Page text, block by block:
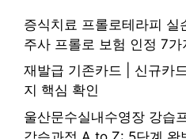
증식치료 프롤로테라피
주사 프롤로 보험 인정 7
재발급 기존카드 | 신규카
지 핵심 확인
울산문수실내수영장 강습